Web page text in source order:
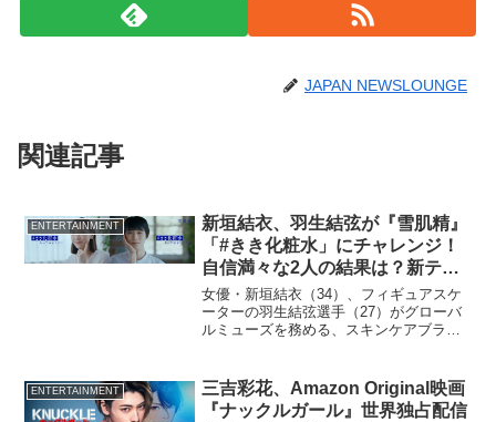
JAPAN NEWSLOUNGE
関連記事
ENTERTAINMENT
新垣結衣、羽生結弦が『雪肌精』
「#きき化粧水」にチャレンジ！
自信満々な2人の結果は？新テレ
ビCM映像も公開
女優・新垣結衣（34）、フィギュアスケ
ーターの羽生結弦選手（27）がグローバ
ルミューズを務める、スキンケアブラン
れた。また、「#きき化粧水」キャンペー
ンが7月1日よ...
ENTERTAINMENT
三吉彩花、Amazon Original映画
『ナックルガール』世界独占配信